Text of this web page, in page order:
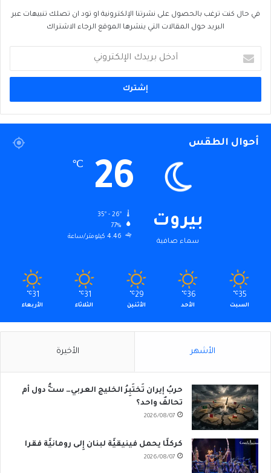
في حال كنت ترغب بالحصول على نشرتنا الإلكترونية او تود ان تصلك تنبيهات عبر
البريد حول المقالات التي ينشرها الموقع الرجاء الاشتراك
بريدك
الإلكتروني
أحوال الطقس
بيروت
سماء صافية
26
℃
77%
4.46 كيلومتر/ساعة
35
℃
السبت
36
℃
الأحد
29
℃
الأثنين
31
℃
الثلاثاء
31
℃
الأربعاء
الأشهر الأخيرة
حربُ إيران تَختَبِرُ الخليج العربي… ستُّ دول أم
تحالفٌ واحد؟
2026/08/07
كركلَّا يحمل فينيقيَّة لبنان إِلى رومانيَّة فقرا
2026/08/07